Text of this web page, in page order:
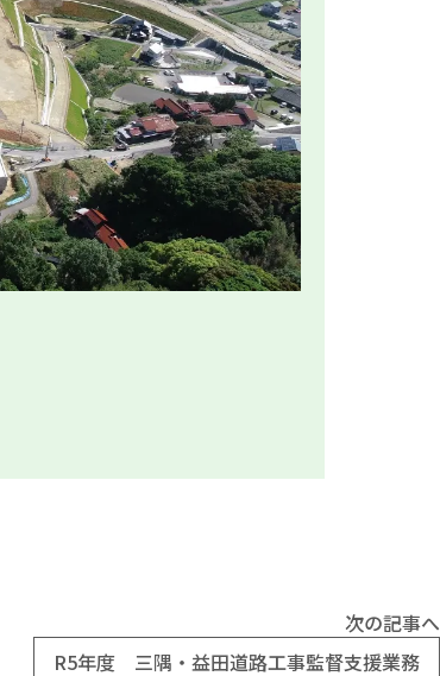
次の記事へ
R5年度 三隅・益田道路工事監督支援業務